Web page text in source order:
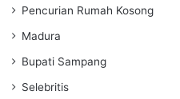
Pencurian Rumah Kosong
Madura
Bupati Sampang
Selebritis